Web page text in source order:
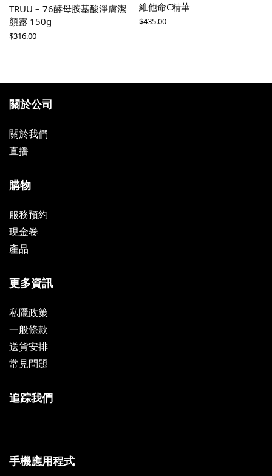
TRUU – 76酵母胺基酸淨膚潔
顏露 150g
$316.00
維他命C精華
$435.00
關於公司
關於我們
直播
購物
服務預約
現金卷
產品
更多資訊
私隱政策
一般條款
送貨安排
常見問題
追踪我們
手機應用程式